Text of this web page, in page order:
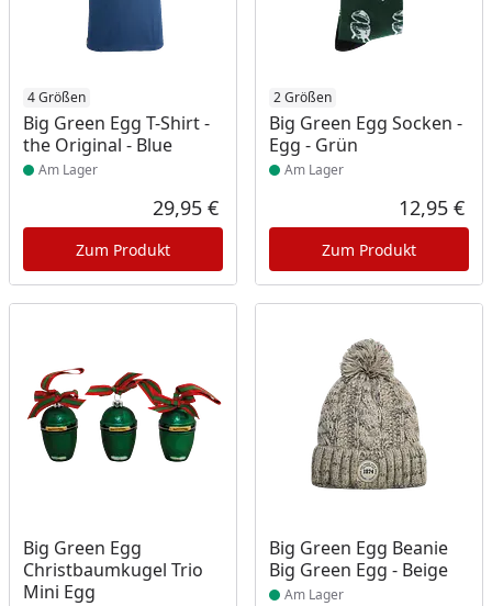
4 Größen
Big Green Egg T-Shirt -
the Original - Blue
Produkt am Lager
Am Lager
Aktueller Preis
29,95 €
Zum Produkt
2 Größen
Big Green Egg Socken -
Egg - Grün
Produkt am Lager
Am Lager
12,95 €
Zum Produkt
Big Green Egg
Christbaumkugel Trio
Mini Egg
Produkt am Lager
Big Green Egg Beanie
Big Green Egg - Beige
Produkt am Lager
Am Lager